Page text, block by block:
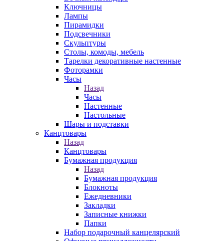
Ключницы
Лампы
Пирамидки
Подсвечники
Скульптуры
Столы, комоды, мебель
Тарелки декоративные настенные
Фоторамки
Часы
Назад
Часы
Настенные
Настольные
Шары и подставки
Канцтовары
Назад
Канцтовары
Бумажная продукция
Назад
Бумажная продукция
Блокноты
Ежедневники
Закладки
Записные книжки
Папки
Набор подарочный канцелярский